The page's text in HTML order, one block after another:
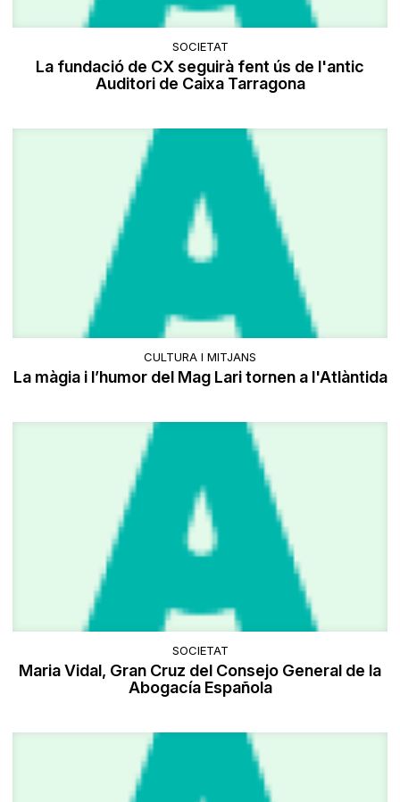
SOCIETAT
La fundació de CX seguirà fent ús de l'antic
Auditori de Caixa Tarragona
CULTURA I MITJANS
La màgia i l’humor del Mag Lari tornen a l'Atlàntida
SOCIETAT
Maria Vidal, Gran Cruz del Consejo General de la
Abogacía Española